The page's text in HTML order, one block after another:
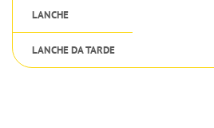
LANCHE
LANCHE DA TARDE